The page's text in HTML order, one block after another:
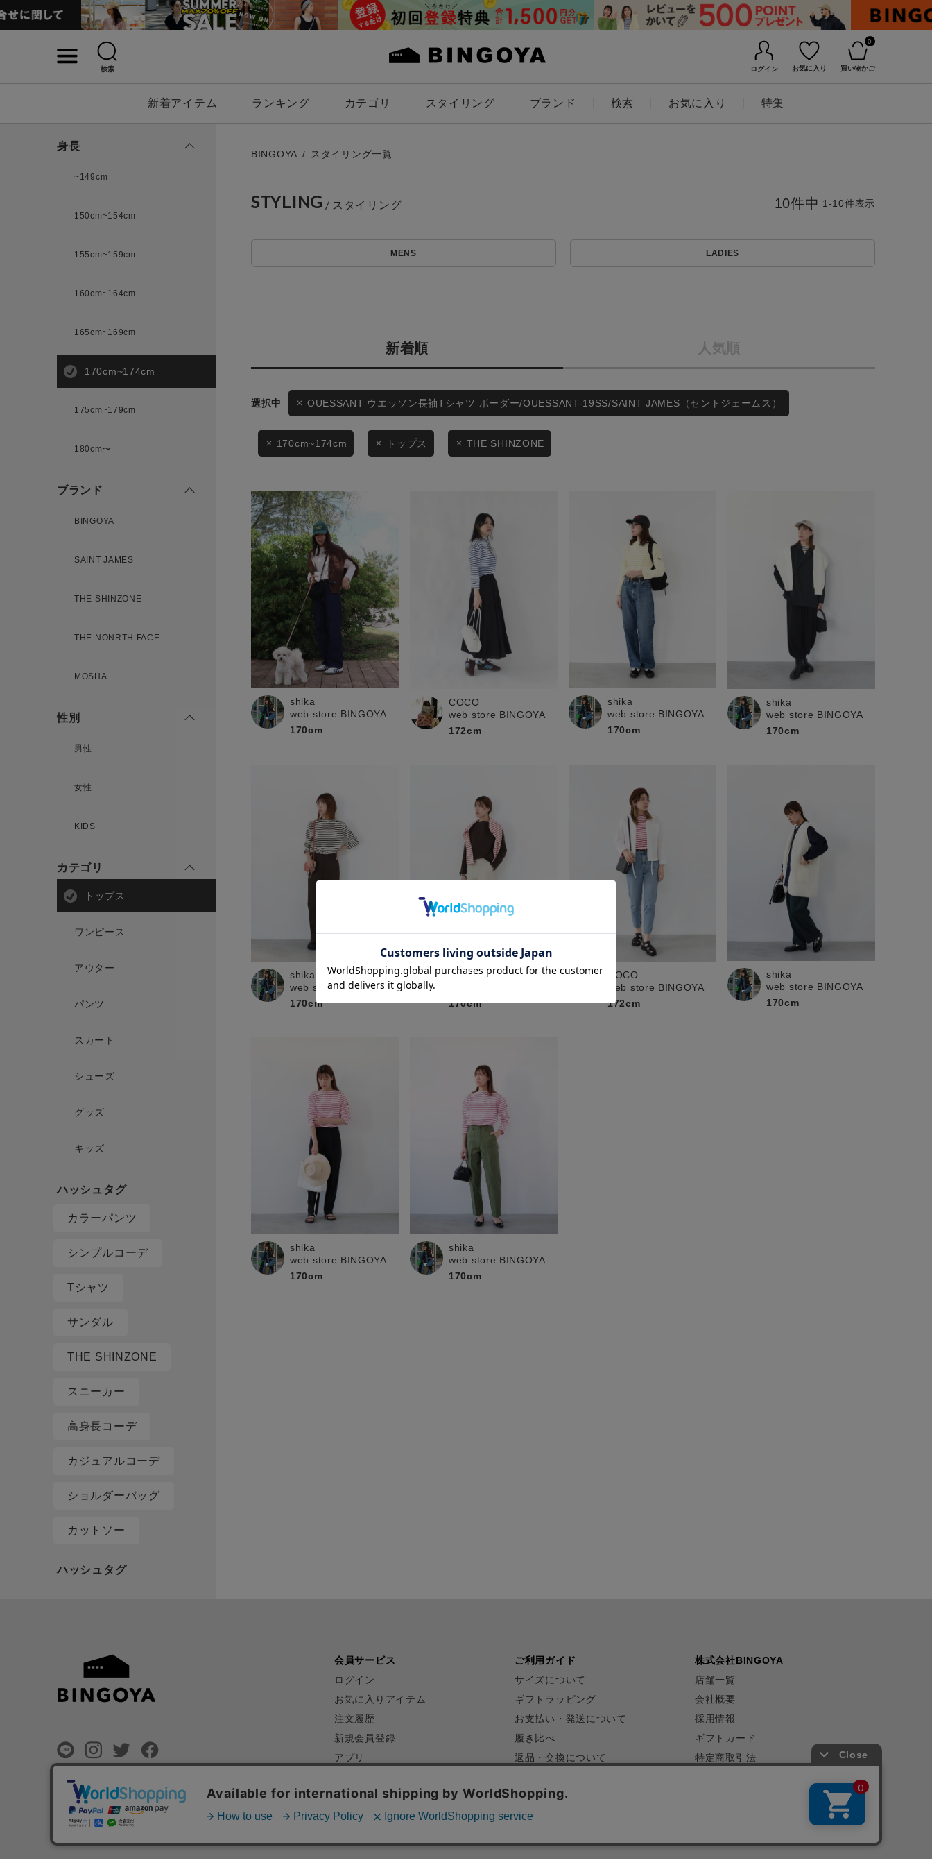
検索 ログイン お気に入り
0
買い物かご
新着アイテム ランキング カテゴリ スタイリング ブランド 検索 お気に入り 特集
ログイン / マイページ
新規会員登録
アイテムを探す
スタイリングから探す
WEB限定アイテムを探す
BINGOYAについて
採用情報
ご利用ガイド
ギフトラッピング
お問い合わせ
無料公式アプリダウンロード
キーワード
LADIES KIDS
価格
セール価格 WEB限定
在庫
この条件で絞り込む
身長
~149cm
150cm~154cm
155cm~159cm
160cm~164cm
165cm~169cm
170cm~174cm
175cm~179cm
180cm〜
ブランド
BINGOYA
SAINT JAMES
THE SHINZONE
THE NONRTH FACE
MOSHA
性別
男性
女性
KIDS
カテゴリ
トップス
ワンピース
アウター
パンツ
スカート
シューズ
グッズ
キッズ
カラーパンツ
シンプルコーデ
Tシャツ
サンダル
THE SHINZONE
スニーカー
高身長コーデ
カジュアルコーデ
ショルダーバッグ
カットソー
BINGOYA スタイリング一覧
STYLING
MENS LADIES
新着順 人気順
10件中 1-10件表示
OUESSANT ウエッソン長袖Tシャツ ボーダー/OUESSANT-19SS/SAINT JAMES（セントジェームス）
170cm~174cm トップス THE SHINZONE
shika
web store BINGOYA
170cm
COCO
web store BINGOYA
172cm
shika
web store BINGOYA
170cm
shika
web store BINGOYA
170cm
shika
web store BINGOYA
170cm
shika
170cm
COCO
web store BINGOYA
172cm
shika
web store BINGOYA
170cm
shika
web store BINGOYA
170cm
shika
web store BINGOYA
170cm
会員サービス
ログイン
お気に入りアイテム
注文履歴
新規会員登録
アプリ
ご利用ガイド
サイズについて
ギフトラッピング
お支払い・発送について
履き比べ
返品・交換について
お問い合わせ
株式会社BINGOYA
店舗一覧
会社概要
採用情報
ギフトカード
特定商取引法
©BINGOYA Co,.Ltd.